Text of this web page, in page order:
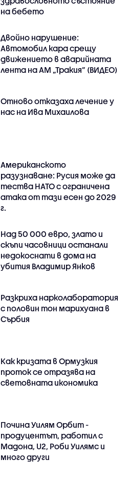
на бебето
Двойно нарушение:
Автомобил кара срещу
движението в аварийната
лента на АМ „Тракия” (ВИДЕО)
Отново отказаха лечение у
нас на Ива Михаилова
Американското
разузнаване: Русия може да
тества НАТО с ограничена
атака от тази есен до 2029
г.
Над 50 000 евро, злато и
скъпи часовници останали
недокоснати в дома на
убития Владимир Янков
Разкриха нарколаборатория
с половин тон марихуана в
Сърбия
Как кризата в Ормузкия
проток се отразява на
световната икономика
Почина Уилям Орбит -
продуцентът, работил с
Мадона, U2, Роби Уилямс и
много други